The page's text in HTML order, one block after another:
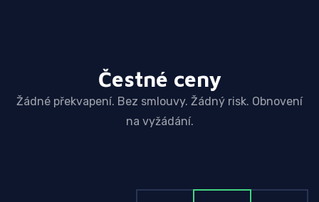
Čestné ceny
Žádné překvapení. Bez smlouvy. Žádný risk. Obnovení
na vyžádání.